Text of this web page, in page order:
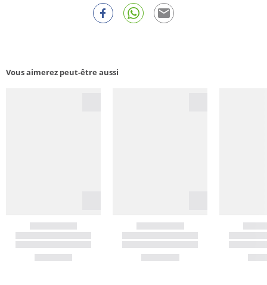
Vous aimerez peut-être aussi